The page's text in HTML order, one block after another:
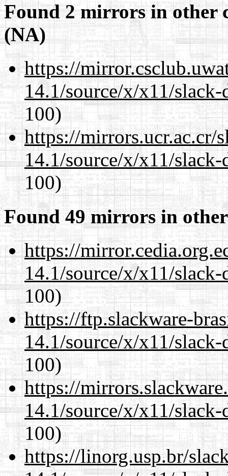
Found 2 mirrors in other
(NA)
https://
14.1/source/x/x11/
100)
https://mirrors.ucr.ac.cr/
14.1/source/x/x11/
100)
Found 49 mirrors in
https://
14.1/source/x/x11/
100)
https://ftp.slackware-
14.1/source/x/x11/
100)
https://
14.1/source/x/x11/
100)
https://linorg.usp.br/